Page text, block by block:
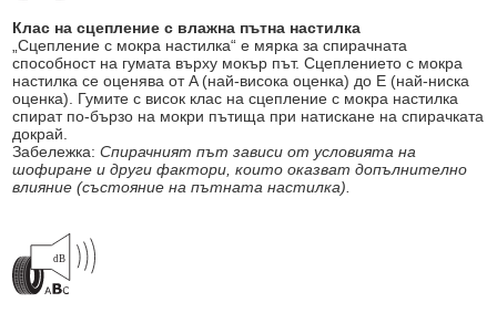
Клас на сцепление с влажна пътна настилка
„Сцепление с мокра настилка“ е мярка за спирачната
способност на гумата върху мокър път. Сцеплението с мокра
настилка се оценява от A (най-висока оценка) до E (най-ниска
оценка). Гумите с висок клас на сцепление с мокра настилка
спират по-бързо на мокри пътища при натискане на спирачката
докрай.
Забележка:Спирачният път зависи от условията на
шофиране и други фактори, които оказват допълнително
влияние (състояние на пътната настилка).